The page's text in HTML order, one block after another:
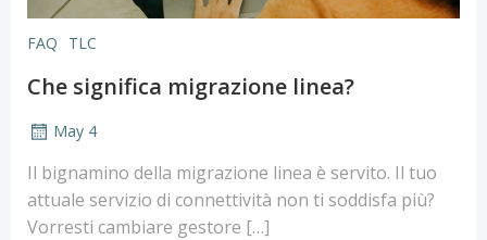
FAQ TLC
Che significa migrazione linea?
May 4
Il bignamino della migrazione linea è servito. Il tuo
attuale servizio di connettività non ti soddisfa più?
Vorresti cambiare gestore […]